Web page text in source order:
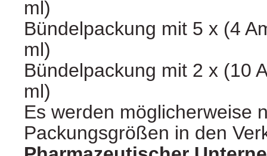
ml)
Bündelpackung mit 5 x (4
ml)
Bündelpackung mit 2 x (10
ml)
Es werden möglicherweise
Packungsgrößen in den